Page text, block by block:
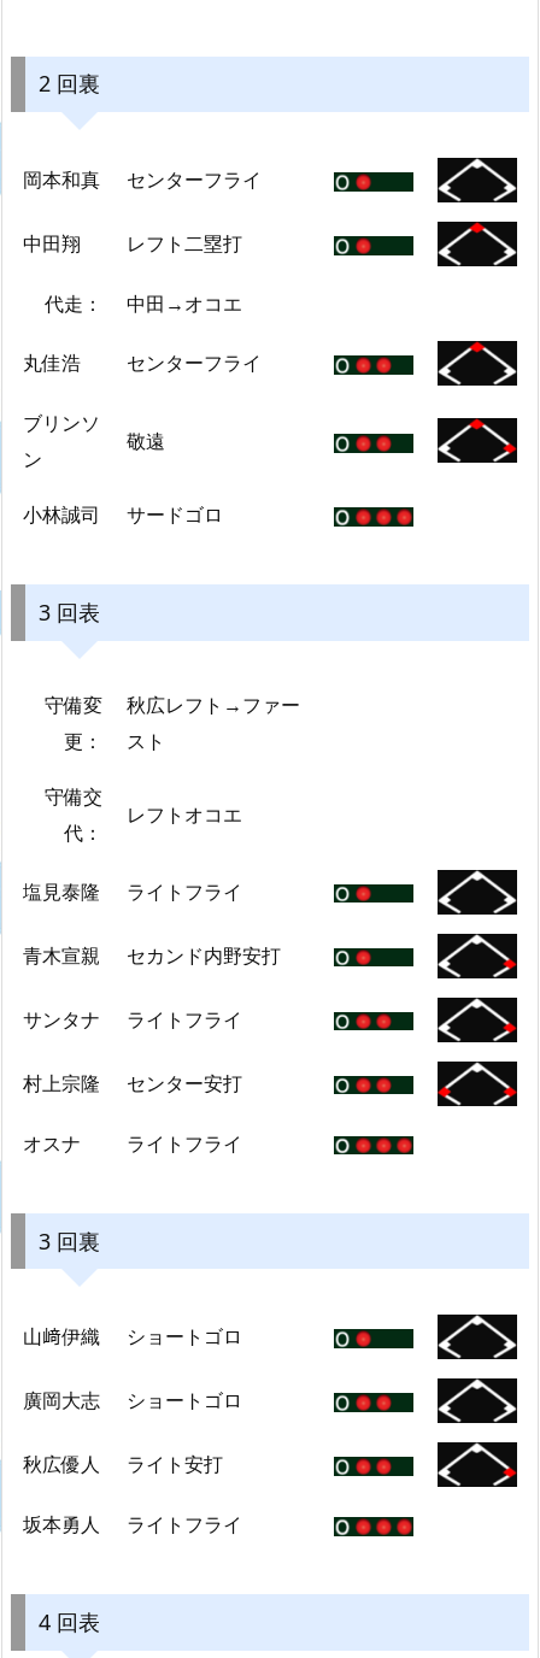
2 回裏
岡本和真 センターフライ
中田翔 レフト二塁打
代走： 中田→オコエ
丸佳浩 センターフライ
ブリンソ
ン
敬遠
小林誠司 サードゴロ
3 回表
守備変
更：
秋広レフト→ファー
スト
守備交
代：
レフトオコエ
塩見泰隆 ライトフライ
青木宣親 セカンド内野安打
サンタナ ライトフライ
村上宗隆 センター安打
オスナ ライトフライ
3 回裏
山﨑伊織 ショートゴロ
廣岡大志 ショートゴロ
秋広優人 ライト安打
坂本勇人 ライトフライ
4 回表